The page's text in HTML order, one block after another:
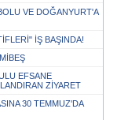
VE DOĞANYURT'A
İŞ BAŞINDA!
EFSANE
ZİYARET
30 TEMMUZ'DA